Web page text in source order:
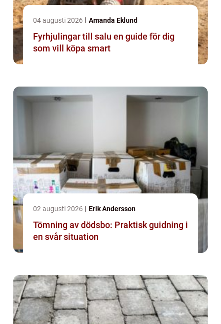
04 augusti 2026 Amanda Eklund
Fyrhjulingar till salu en guide för dig
som vill köpa smart
02 augusti 2026 Erik Andersson
Tömning av dödsbo: Praktisk guidning i
en svår situation